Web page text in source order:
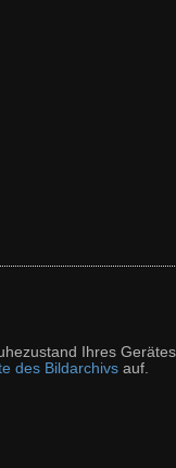
Ihres
des Bildarchivs auf.